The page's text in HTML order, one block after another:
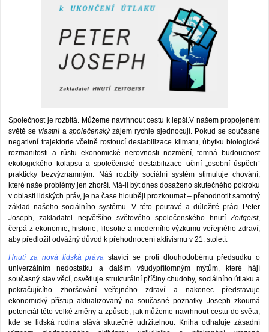
Společnost je rozbitá. Můžeme navrhnout cestu k lepší.V našem propojeném
světě sevlastní a společenskýzájem rychle sjednocují. Pokud se současné
negativní trajektorie včetně rostoucí destabilizace klimatu, úbytku biologické
rozmanitosti a růstu ekonomické nerovnosti nezmění, temná budoucnost
ekologického kolapsu a společenské destabilizace učiní „osobní úspěch“
prakticky bezvýznamným. Náš rozbitý sociální systém stimuluje chování,
které naše problémy jen zhorší. Má-li být dnes dosaženo skutečného pokroku
v oblasti lidských práv, je na čase hlouběji prozkoumat – přehodnotit samotný
základ našeho sociálního systému. V této poutavé a důležité práci Peter
Joseph, zakladatel největšího světového společenského hnutíZeitgeist,
čerpá z ekonomie, historie, filosofie a moderního výzkumu veřejného zdraví,
aby předložil odvážný důvod k přehodnocení aktivismu v 21. století.
Hnutí za nová lidská práva stavící se proti dlouhodobému předsudku o
univerzálním nedostatku a dalším všudypřítomným mýtům, které hájí
současný stav věcí, osvětluje strukturální příčiny chudoby, sociálního útlaku a
pokračujícího zhoršování veřejného zdraví a nakonec představuje
ekonomický přístup aktualizovaný na současné poznatky. Joseph zkoumá
potenciál této velké změny a způsob, jak můžeme navrhnout cestu do světa,
kde se lidská rodina stává skutečně udržitelnou. Kniha odhaluje zásadní